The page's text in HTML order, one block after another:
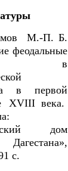
М.-П. Б.
феодальные
в
в первой
XVIII века.
дом
с.